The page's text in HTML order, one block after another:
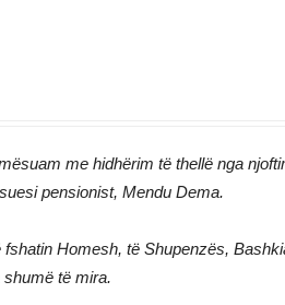
me hidhërim të thellë nga
pensionist, Mendu Dema.
Homesh, të Shupenzës,
të mira.